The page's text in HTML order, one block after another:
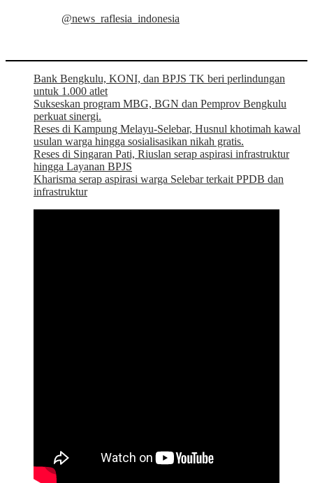
@news_raflesia_indonesia
Bank Bengkulu, KONI, dan BPJS TK beri perlindungan
untuk 1.000 atlet
Sukseskan program MBG, BGN dan Pemprov Bengkulu
perkuat sinergi.
Reses di Kampung Melayu-Selebar, Husnul khotimah kawal
usulan warga hingga sosialisasikan nikah gratis.
Reses di Singaran Pati, Riuslan serap aspirasi infrastruktur
hingga Layanan BPJS
Kharisma serap aspirasi warga Selebar terkait PPDB dan
infrastruktur